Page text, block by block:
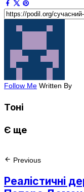
Follow Me Written By
Тоні
Є ще
Previous
Реалістичні